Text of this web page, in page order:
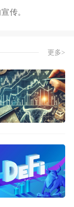
传。
更多>